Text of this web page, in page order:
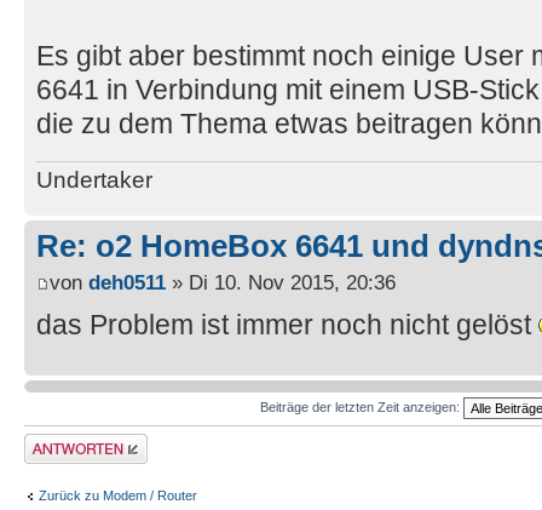
Es gibt aber bestimmt noch einige User
6641 in Verbindung mit einem USB-
die zu dem Thema etwas beitragen
Undertaker
Re: o2 HomeBox 6641 und
von deh0511 » Di 10. Nov 2015, 20:36
das Problem ist immer noch nicht gelöst
Beiträge der letzten Zeit anzeigen:
Antwort erstellen
Zurück zu Modem / Router